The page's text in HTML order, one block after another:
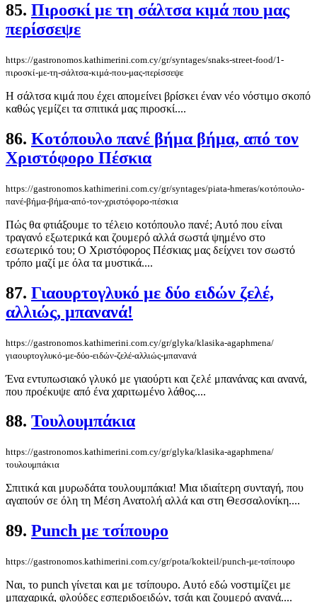
85. Πιροσκί με τη σάλτσα κιμά που μας
περίσσεψε
https://gastronomos.kathimerini.com.cy/gr/syntages/snaks-street-food/1-
πιροσκί-με-τη-σάλτσα-κιμά-που-μας-περίσσεψε
Η σάλτσα κιμά που έχει απομείνει βρίσκει έναν νέο νόστιμο σκοπό
καθώς γεμίζει τα σπιτικά μας πιροσκί....
86. Κοτόπουλο πανέ βήμα βήμα, από τον
Χριστόφορο Πέσκια
https://gastronomos.kathimerini.com.cy/gr/syntages/piata-hmeras/κοτόπουλο-
πανέ-βήμα-βήμα-από-τον-χριστόφορο-πέσκια
Πώς θα φτιάξουμε το τέλειο κοτόπουλο πανέ; Αυτό που είναι
τραγανό εξωτερικά και ζουμερό αλλά σωστά ψημένο στο
εσωτερικό του; Ο Χριστόφορος Πέσκιας μας δείχνει τον σωστό
τρόπο μαζί με όλα τα μυστικά....
87. Γιαουρτογλυκό με δύο ειδών ζελέ,
αλλιώς, μπανανά!
https://gastronomos.kathimerini.com.cy/gr/glyka/klasika-agaphmena/
γιαουρτογλυκό-με-δύο-ειδών-ζελέ-αλλιώς-μπανανά
Ένα εντυπωσιακό γλυκό με γιαούρτι και ζελέ μπανάνας και ανανά,
που προέκυψε από ένα χαριτωμένο λάθος....
88. Τουλουμπάκια
https://gastronomos.kathimerini.com.cy/gr/glyka/klasika-agaphmena/
τουλουμπάκια
Σπιτικά και μυρωδάτα τουλουμπάκια! Μια ιδιαίτερη συνταγή, που
αγαπούν σε όλη τη Μέση Ανατολή αλλά και στη Θεσσαλονίκη....
89. Punch με τσίπουρο
https://gastronomos.kathimerini.com.cy/gr/pota/kokteil/punch-με-τσίπουρο
Ναι, το punch γίνεται και με τσίπουρο. Αυτό εδώ νοστιμίζει με
μπαχαρικά, φλούδες εσπεριδοειδών, τσάι και ζουμερό ανανά....